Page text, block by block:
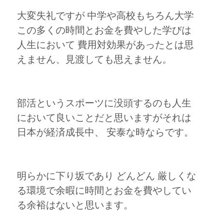
大変失礼ですが 中学や高校もちろん大学
この多くの時間とお金を費やした学びは
人生において 費用対効果があったとは思
えません、見渡しても思えません。
部活というスポーツに没頭するのも人生
において良いことだと思いますがそれは
日本が経済成長中、 安泰な時ならです。
明らかに下り坂であり どんどん 厳しくな
る環境で余暇に時間とお金を費やしてい
る余裕はないと思います。